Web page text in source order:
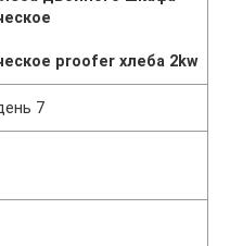
proofer хлеба 2kw
7